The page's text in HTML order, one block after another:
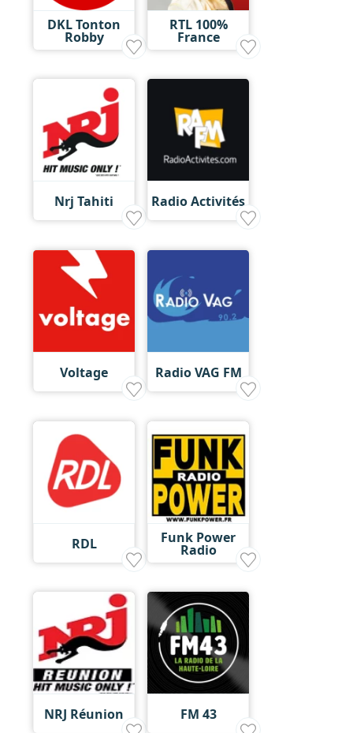
DKL Tonton
Robby
RTL 100%
France
Nrj Tahiti Radio Activités
Voltage Radio VAG FM
RDL Funk Power
Radio
NRJ Réunion FM 43